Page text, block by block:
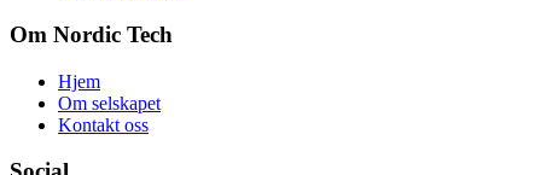
Om Nordic Tech
Hjem
Om selskapet
Kontakt oss